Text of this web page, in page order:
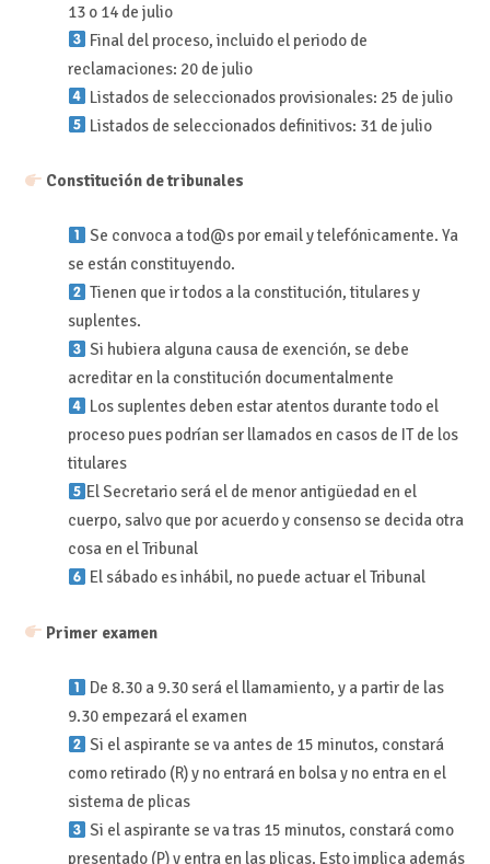
13 o 14 de julio
Final del proceso, incluido el periodo de
reclamaciones: 20 de julio
Listados de seleccionados provisionales: 25 de julio
Listados de seleccionados definitivos: 31 de julio
Constitución de tribunales
Se convoca a tod@s por email y telefónicamente. Ya
se están constituyendo.
Tienen que ir todos a la constitución, titulares y
suplentes.
Si hubiera alguna causa de exención, se debe
acreditar en la constitución documentalmente
Los suplentes deben estar atentos durante todo el
proceso pues podrían ser llamados en casos de IT de los
titulares
El Secretario será el de menor antigüedad en el
cuerpo, salvo que por acuerdo y consenso se decida otra
cosa en el Tribunal
El sábado es inhábil, no puede actuar el Tribunal
Primer examen
De 8.30 a 9.30 será el llamamiento, y a partir de las
9.30 empezará el examen
Si el aspirante se va antes de 15 minutos, constará
como retirado (R) y no entrará en bolsa y no entra en el
sistema de plicas
Si el aspirante se va tras 15 minutos, constará como
presentado (P) y entra en las plicas. Esto implica además